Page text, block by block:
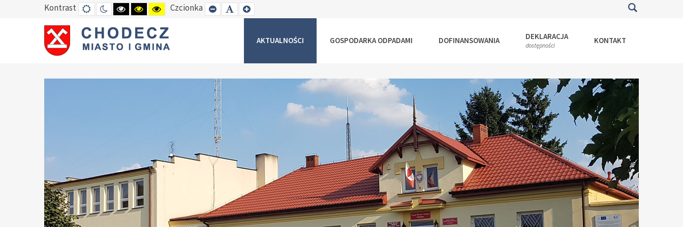
Kontrast DEFAULT
MODE
TRYB
NOCNY
HIGH
CONTRAST
BLACK
WHITE
MODE
HIGH
CONTRAST
BLACK
YELLOW
MODE
HIGH
CONTRAST
YELLOW
BLACK
MODE
Czcionka SET
SMALLER
SET
DEFAULT
SET
LARGER
AKTUALNOŚCI GOSPODARKA ODPADAMI DOFINANSOWANIA DEKLARACJA
dostępności KONTAKT